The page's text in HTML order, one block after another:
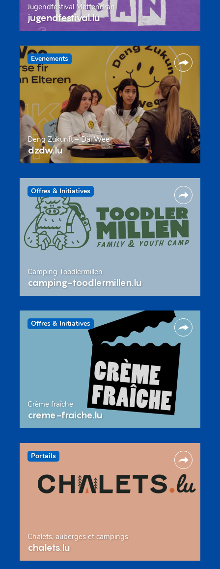
Jugendfestival Mëttendran
jugendfestival.lu
Evenements
Deng Zukunft – Däi Wee
dzdw.lu
Offres & Initiatives
Camping Toodlermillen
camping-toodlermillen.lu
Offres & Initiatives
Crème fraîche
creme-fraiche.lu
Portails
Chalets, auberges et campings
chalets.lu